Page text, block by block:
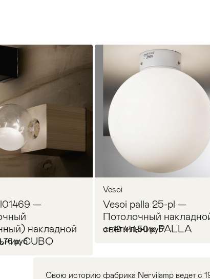
Двери и перегородки
—
накладной
CUBO
руб
Vesoi
Vesoi palla 25-pl —
Потолочный
светильник PALLA
от 19 441,50 руб
Свою историю фабрика Nervilamp ведет с